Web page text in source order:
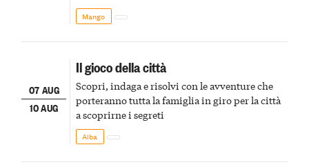
Mango
07 AUG
10 AUG
Il gioco della città
Scopri, indaga e risolvi con le avventure che
porteranno tutta la famiglia in giro per la città
a scoprirne i segreti
Alba